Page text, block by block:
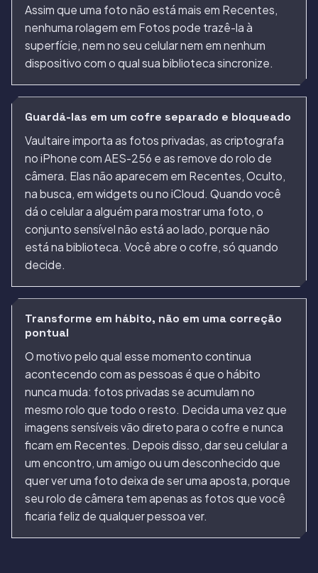
Assim que uma foto não está mais em Recentes,
nenhuma rolagem em Fotos pode trazê-la à
superfície, nem no seu celular nem em nenhum
dispositivo com o qual sua biblioteca sincronize.
Guardá-las em um cofre separado e bloqueado
Vaultaire importa as fotos privadas, as criptografa
no iPhone com AES-256 e as remove do rolo de
câmera. Elas não aparecem em Recentes, Oculto,
na busca, em widgets ou no iCloud. Quando você
dá o celular a alguém para mostrar uma foto, o
conjunto sensível não está ao lado, porque não
está na biblioteca. Você abre o cofre, só quando
decide.
Transforme em hábito, não em uma correção
pontual
O motivo pelo qual esse momento continua
acontecendo com as pessoas é que o hábito
nunca muda: fotos privadas se acumulam no
mesmo rolo que todo o resto. Decida uma vez que
imagens sensíveis vão direto para o cofre e nunca
ficam em Recentes. Depois disso, dar seu celular a
um encontro, um amigo ou um desconhecido que
quer ver uma foto deixa de ser uma aposta, porque
seu rolo de câmera tem apenas as fotos que você
ficaria feliz de qualquer pessoa ver.